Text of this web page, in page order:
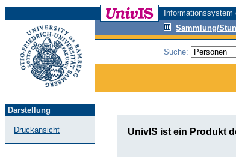
Sammlung/
Suche:
Darstellung
Druckansicht UnivIS ist ein Produkt